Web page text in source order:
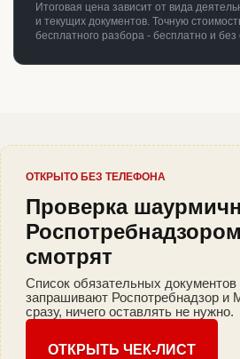
Итоговая цена зависит от вида
и текущих документов. Точную
бесплатного разбора - бесплатно и без
ОТКРЫТО БЕЗ ТЕЛЕФОНА
Проверка
смотрят
Список обязательных документов
запрашивают Роспотребнадзор и
сразу, ничего оставлять не нужно.
ОТКРЫТЬ ЧЕК-ЛИСТ